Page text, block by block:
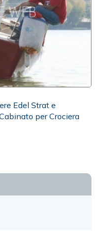
Edel Strat e
per Crociera